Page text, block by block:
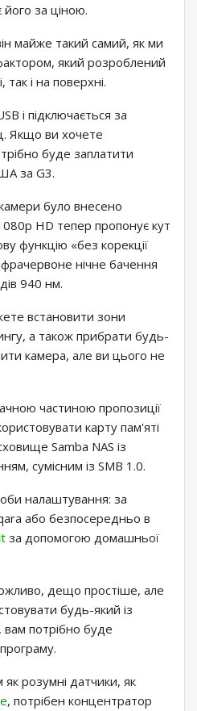
за ціною.
майже такий самий, як ми
який розроблений
так і на поверхні.
і підключається за
Якщо ви хочете
буде заплатити
за G3.
було внесено
HD тепер пропонує кут
функцію «без корекції
нічне бачення
940 нм.
встановити зони
а також прибрати будь-
камера, але ви цього не
частиною пропозиції
карту пам'яті
Samba NAS із
сумісним із SMB 1.0.
налаштування: за
або безпосередньо в
за допомогою домашньої
дещо простіше, але
будь-який із
, вам потрібно буде
розумні датчики, як
, потрібен концентратор